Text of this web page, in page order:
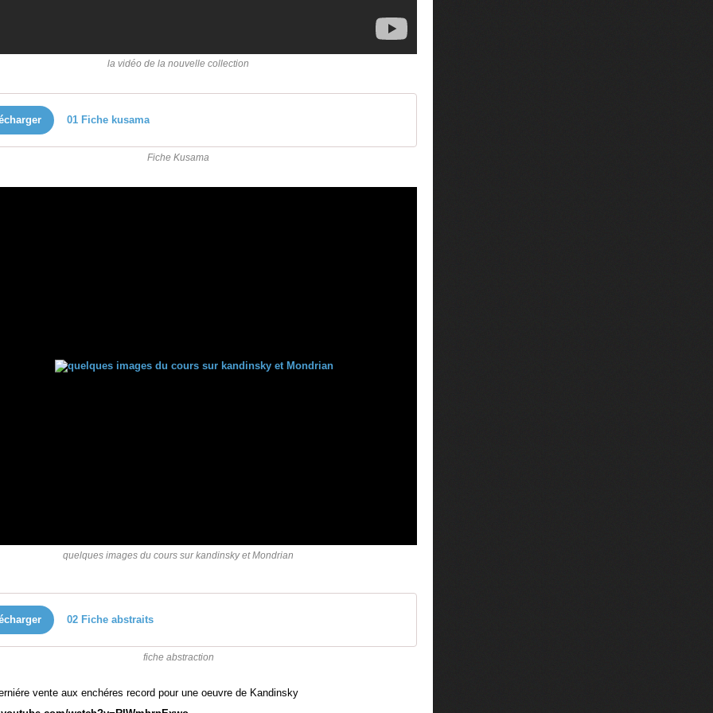
la vidéo de la nouvelle collection
01 Fiche kusama
Fiche Kusama
quelques images du cours sur kandinsky et Mondrian
02 Fiche abstraits
fiche abstraction
vente aux enchéres record pour une oeuvre de Kandinsky